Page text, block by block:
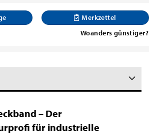
Merkzettel
Woanders günstiger?
– Der
für industrielle